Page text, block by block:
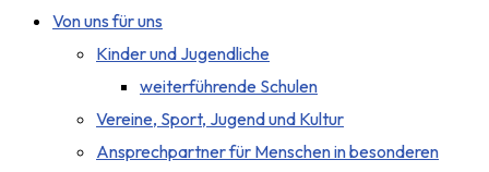
Von uns für uns
Kinder und Jugendliche
weiterführende Schulen
Vereine, Sport, Jugend und Kultur
Ansprechpartner für Menschen in besonderen